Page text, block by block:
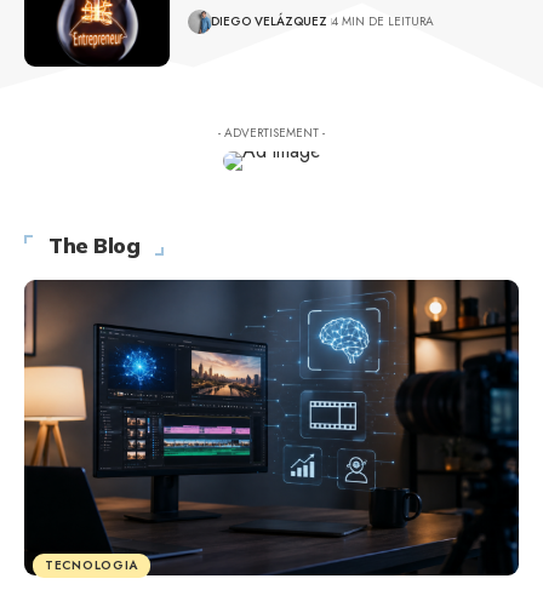
DIEGO VELÁZQUEZ 4 MIN DE LEITURA
- ADVERTISEMENT -
The Blog
TECNOLOGIA